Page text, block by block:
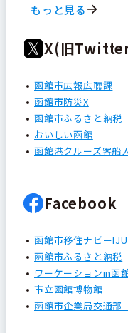
もっと見る
X(旧
函館市広報広聴課
函館市防災X
函館市ふるさと納税
おいしい函館
函館港クルーズ客船
Facebook
函館市移住ナビー
函館市ふるさと納税
ワーケーションin函
市立函館博物館
函館市企業局交通部